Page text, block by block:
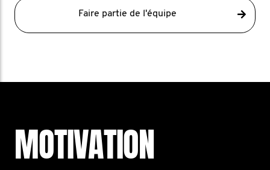
Faire partie de l'équipe
MOTIVATION